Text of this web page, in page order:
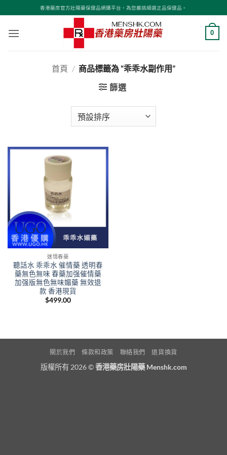
to
content
香港藥房官方壯陽藥保健品網購平台，為您嚴挑細選正品保健品。
0
首頁 / 商品標籤為 “乖乖水副作用”
篩選
迷情春藥
聽話水 乖乖水 催情藥 透明春
藥無色無味 春藥加强催情藥
加强版無色無味媚藥 無效退
款 香港現貨
$499.00
關於我們 條款和政策 聯絡我們 退貨換貨
版權所有 2026 ©香港藥房壯陽藥 Menshk.com